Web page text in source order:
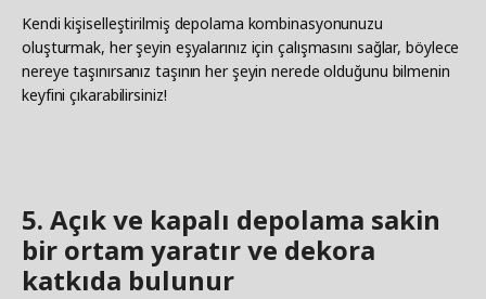
Kendi kişiselleştirilmiş depolama kombinasyonunuzu
oluşturmak, her şeyin eşyalarınız için çalışmasını sağlar, böylece
nereye taşınırsanız taşının her şeyin nerede olduğunu bilmenin
keyfini çıkarabilirsiniz!
5. Açık ve kapalı depolama sakin
bir ortam yaratır ve dekora
katkıda bulunur